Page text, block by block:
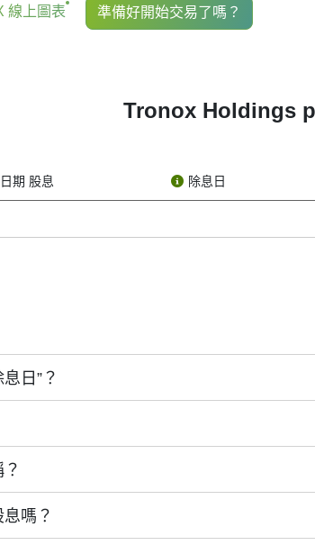
plc (stock ticker: TROX), you’ve
to its shareholders — kind of like a
— there are actually several key dates that
announces that it’s going to pay a
at its list of shareholders and notes who
in your account. Tronox Holdings plc sends
dividend date,” they’re usually looking for
know when they’ll get paid.
plc doesn’t pay huge dividends. Its
like utilities or consumer staples.
— than paying out cash.
線上圖表 準備好開始交易了嗎？
Tronox Holdings
期 股息 除息日
報, 通常以現金或額外股份形式發放, 作為持有
付, 您無需額外購買即可獲得更多股票.
日”？
個交易日. 若您在此日期或之後購入股票, 將
徵稅. 具體稅率因居住地而異, 但您需為收到的
息聞名, 常見於公用事業、消費品、能源及銀行
嗎？